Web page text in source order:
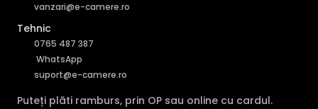
vanzari@e-camere.ro
Tehnic
0765 487 387
WhatsApp
suport@e-camere.ro
Puteți plăti ramburs, prin OP sau online cu cardul.